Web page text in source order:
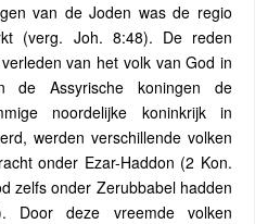
van de Joden was de regio
(verg. Joh. 8:48). De reden
van het volk van God in
de Assyrische koningen de
noordelijke koninkrijk in
werden verschillende volken
onder Ezar-Haddon (2 Kon.
zelfs onder Zerubbabel hadden
Door deze vreemde volken